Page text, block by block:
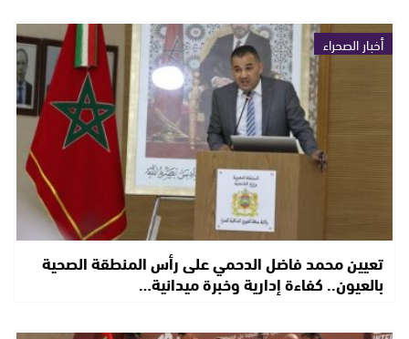
أخبار الصحراء
تعيين محمد فاضل الدحمي على رأس المنطقة الصحية
بالعيون.. كفاءة إدارية وخبرة ميدانية…